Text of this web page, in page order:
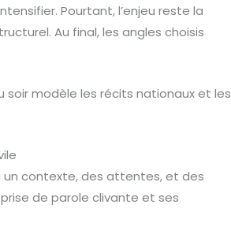
Pourtant, l’enjeu reste la
Au final, les angles choisis
modèle les récits nationaux et les
un contexte, des attentes, et des
de parole clivante et ses